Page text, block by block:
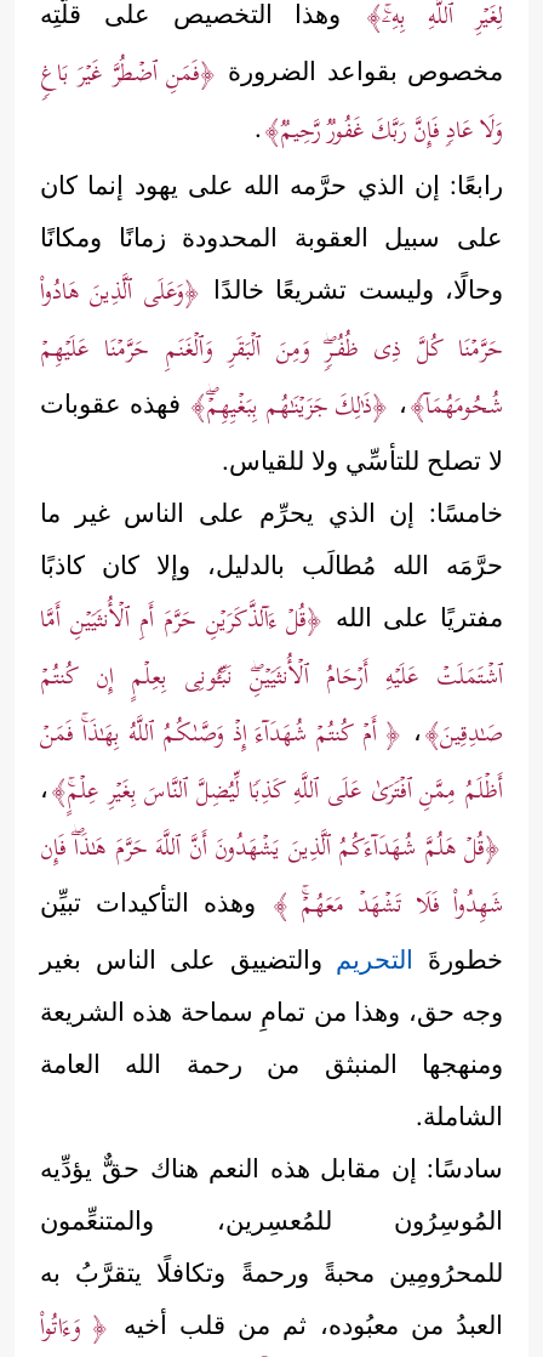
لِغَیۡرِ ٱللَّهِ بِهِۦۚ﴾وهذا التخصيص على قلَّتِه
مخصوص بقواعد الضرورة﴿فَمَنِ ٱضۡطُرَّ غَیۡرَ بَاغࣲ
وَلَا عَادࣲ فَإِنَّ رَبَّكَ غَفُورࣱ رَّحِیمࣱ﴾.
رابعًا: إن الذي حرَّمه الله على يهود إنما كان
على سبيل العقوبة المحدودة زمانًا ومكانًا
وحالًا، وليست تشريعًا خالدًا﴿وَعَلَى ٱلَّذِینَ هَادُواْ
حَرَّمۡنَا كُلَّ ذِی ظُفُـرࣲۖ وَمِنَ ٱلۡبَقَرِ وَٱلۡغَنَمِ حَرَّمۡنَا عَلَیۡهِمۡ
شُحُومَهُمَاۤ﴾،﴿ذَ ٰ⁠لِكَ جَزَیۡنَـٰهُم بِبَغۡیِهِمۡۖ﴾فهذه عقوبات
لا تصلح للتأسِّي ولا للقياس.
خامسًا: إن الذي يحرِّم على الناس غير ما
حرَّمَه الله مُطالَب بالدليل، وإلا كان كاذبًا
مفتريًا على الله﴿قُلۡ ءَاۤلذَّكَرَیۡنِ حَرَّمَ أَمِ ٱلۡأُنثَیَیۡنِ أَمَّا
ٱشۡتَمَلَتۡ عَلَیۡهِ أَرۡحَامُ ٱلۡأُنثَیَیۡنِۖ نَبِّـُٔونِی بِعِلۡمٍ إِن كُنتُمۡ
صَـٰدِقِینَ﴾،﴿ أَمۡ كُنتُمۡ شُهَدَاۤءَ إِذۡ وَصَّىٰكُمُ ٱللَّهُ بِهَـٰذَاۚ فَمَنۡ
أَظۡلَمُ مِمَّنِ ٱفۡتَرَىٰ عَلَى ٱللَّهِ كَذِبࣰا لِّیُضِلَّ ٱلنَّاسَ بِغَیۡرِ عِلۡمٍۚ﴾،
﴿قُلۡ هَلُمَّ شُهَدَاۤءَكُمُ ٱلَّذِینَ یَشۡهَدُونَ أَنَّ ٱللَّهَ حَرَّمَ هَـٰذَاۖ فَإِن
شَهِدُواْ فَلَا تَشۡهَدۡ مَعَهُمۡۚ ﴾وهذه التأكيدات تبيِّن
خطورةَ التحريم والتضييق على الناس بغير
وجه حق، وهذا من تمامِ سماحة هذه الشريعة
ومنهجها المنبثق من رحمة الله العامة
الشاملة.
سادسًا: إن مقابل هذه النعم هناك حقٌّ يؤدِّيه
المُوسِرُون للمُعسِرين، والمتنعِّمون
للمحرُومِين محبةً ورحمةً وتكافلًا يتقرَّبُ به
العبدُ من معبُوده، ثم من قلب أخيه﴿ وَءَاتُواْ